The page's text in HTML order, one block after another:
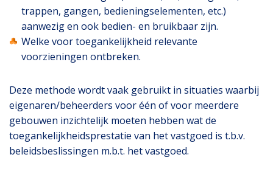
trappen, gangen, bedieningselementen, etc.)
aanwezig en ook bedien- en bruikbaar zijn.
Welke voor toegankelijkheid relevante
voorzieningen ontbreken.
Deze methode wordtvaak gebruikt in situaties waarbij
eigenaren/beheerders voor één of voor meerdere
gebouwen inzichtelijk moeten hebben wat de
toegankelijkheidsprestatie van het vastgoed is t.b.v.
beleidsbeslissingen m.b.t. het vastgoed.